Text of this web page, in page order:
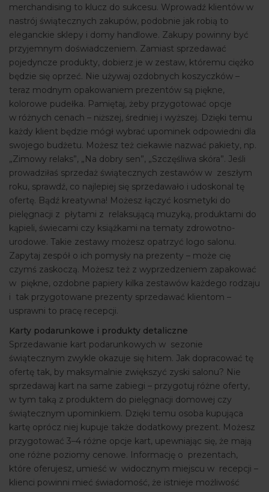
merchandising to klucz do sukcesu. Wprowadź klientów w
nastrój świątecznych zakupów, podobnie jak robią to
eleganckie sklepy i domy handlowe. Zakupy powinny być
przyjemnym doświadczeniem. Zamiast sprzedawać
pojedyncze produkty, dobierz je w zestaw, któremu ciężko
będzie się oprzeć. Nie używaj ozdobnych koszyczków –
teraz modnym opakowaniem prezentów są piękne,
kolorowe pudełka. Pamiętaj, żeby przygotować opcje
w różnych cenach – niższej, średniej i wyższej. Dzięki temu
każdy klient będzie mógł wybrać upominek odpowiedni dla
swojego budżetu. Możesz też ciekawie nazwać pakiety, np.
„Zimowy relaks”, „Na dobry sen”, „Szczęśliwa skóra”. Jeśli
prowadziłaś sprzedaż świątecznych zestawów w zeszłym
roku, sprawdź, co najlepiej się sprzedawało i udoskonal tę
ofertę. Bądź kreatywna! Możesz łączyć kosmetyki do
pielęgnacji z płytami z relaksującą muzyką, produktami do
kąpieli, świecami czy książkami na tematy zdrowotno-
urodowe. Takie zestawy możesz opatrzyć logo salonu.
Zapytaj zespół o ich pomysły na prezenty – może cię
czymś zaskoczą. Możesz też z wyprzedzeniem zapakować
w piękne, ozdobne papiery kilka zestawów każdego rodzaju
i tak przygotowane prezenty sprzedawać klientom –
usprawni to pracę recepcji.
Karty podarunkowe i produkty detaliczne
Sprzedawanie kart podarunkowych w sezonie
świątecznym zwykle okazuje się hitem. Jak dopracować tę
ofertę tak, by maksymalnie zwiększyć zyski salonu? Nie
sprzedawaj kart na same zabiegi – przygotuj różne oferty,
w tym taką z produktem do pielęgnacji domowej czy
świątecznym upominkiem. Dzięki temu osoba kupująca
kartę oprócz niej kupuje także dodatkowy prezent. Możesz
przygotować 3–4 różne opcje kart, upewniając się, że mają
one różne poziomy cenowe. Informację o prezentach,
które oferujesz, umieść w widocznym miejscu w recepcji –
klienci powinni mieć świadomość, że istnieje możliwość